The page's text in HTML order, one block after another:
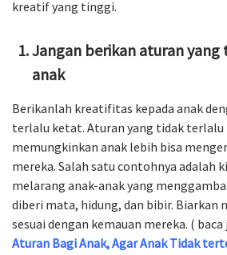
kreatif yang tinggi.
Jangan berikan aturan
anak
Berikanlah kreatifitas kepada anak
terlalu ketat. Aturan yang tidak terlalu
memungkinkan anak lebih bisa
mereka. Salah satu contohnya adalah
melarang anak-anak yang
diberi mata, hidung, dan bibir. Biarkan
sesuai dengan kemauan mereka. ( baca
Aturan Bagi Anak, Agar Anak Tidak